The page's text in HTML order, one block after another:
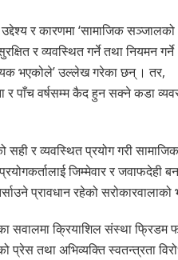
र कारणमा ‘सामाजिक सञ्जालको
र व्यवस्थित गर्ने तथा नियमन गर्ने
भएकोले’ उल्लेख गरेका छन् । तर,
र पाँच वर्षसम्म कैद हुन सक्ने कडा
सही र व्यवस्थित प्रयोग गरी
जिम्मेवार र जवाफदेही
प्रावधान रहेको सरोकारवालाको
सवालमा क्रियाशिल संस्था फ्रिडम
प्रेस तथा अभिव्यक्ति स्वतन्त्रता